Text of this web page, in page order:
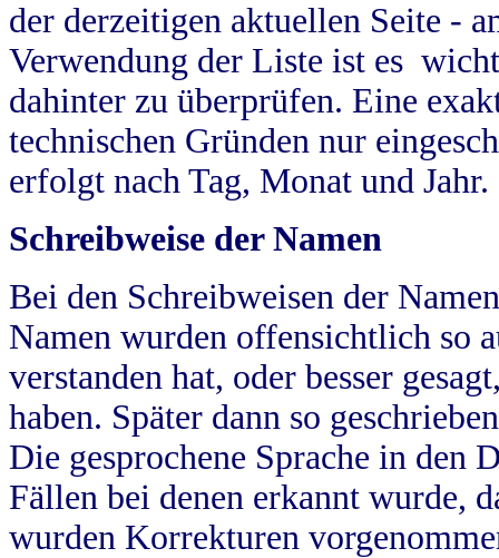
der derzeitigen aktuellen Seite -
Verwendung der Liste ist es
dahinter zu überprüfen. Eine
technischen Gründen nur
erfolgt nach Tag, Monat und Jahr.
Schreibweise der Namen
Bei den Schreibweisen der
Namen wurden offensichtlich so
verstanden hat, oder besser
haben. Später dann so
Die gesprochene Sprache in
Fällen bei denen erkannt wurde,
wurden Korrekturen